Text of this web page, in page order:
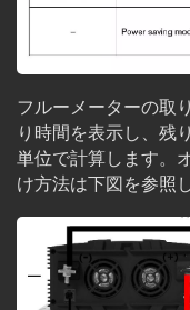
フルーメーターの取
り時間を表示し、残
単位で計算します。
け方法は下図を参照